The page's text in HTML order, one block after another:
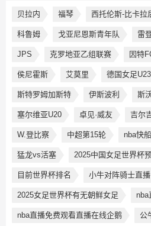
贝拉内 福琴 西托伦斯-比卡拉
科鲁姆 戈亚尼恩斯青年队 雷
JPS 克罗地亚乙组联赛 因特
侯尼霍斯 艾莫里 德国女足U23
斯特罗姆加斯特 伊斯波利 斯
塞尔维亚U20 卓见·威友 吉尔
W.登比察 中超第15轮 nba快
猛龙vs活塞 2025中国女足世界杯
目前世界杯排名 小牛对阵骑士直播
2025女足世界杯有无朝鲜女足 nba
nba直播免费观看直播在线企鹅 公